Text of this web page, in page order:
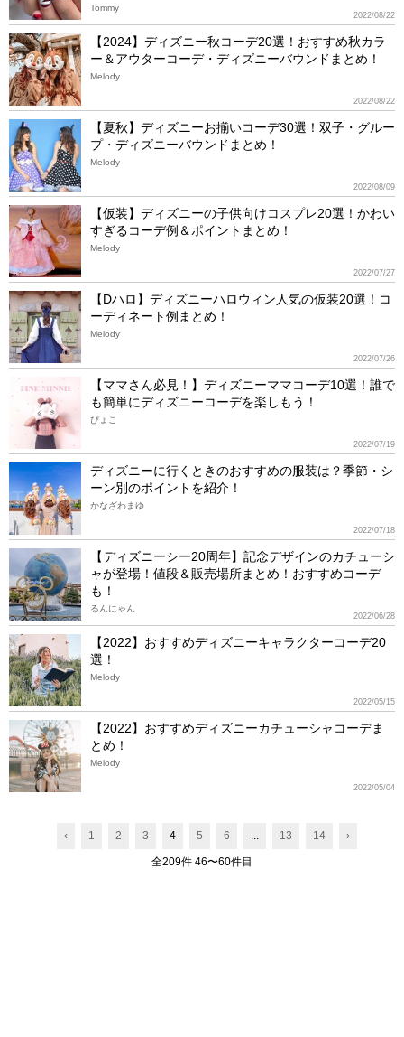
2022/08/22
Tommy
【2024】ディズニー秋コーデ20選！おすすめ秋カラ
ー＆アウターコーデ・ディズニーバウンドまとめ！
2022/08/22
Melody
【夏秋】ディズニーお揃いコーデ30選！双子・グルー
プ・ディズニーバウンドまとめ！
2022/08/09
Melody
【仮装】ディズニーの子供向けコスプレ20選！かわい
すぎるコーデ例＆ポイントまとめ！
2022/07/27
Melody
【Dハロ】ディズニーハロウィン人気の仮装20選！コ
ーディネート例まとめ！
2022/07/26
Melody
【ママさん必見！】ディズニーママコーデ10選！誰で
も簡単にディズニーコーデを楽しもう！
2022/07/19
ぴょこ
ディズニーに行くときのおすすめの服装は？季節・シ
ーン別のポイントを紹介！
2022/07/18
かなざわまゆ
【ディズニーシー20周年】記念デザインのカチューシ
ャが登場！値段＆販売場所まとめ！おすすめコーデ
も！
2022/06/28
るんにゃん
【2022】おすすめディズニーキャラクターコーデ20
選！
2022/05/15
Melody
【2022】おすすめディズニーカチューシャコーデま
とめ！
2022/05/04
Melody
‹ 1 2 3 4 5 6 ... 13 14 ›
全209件 46〜60件目